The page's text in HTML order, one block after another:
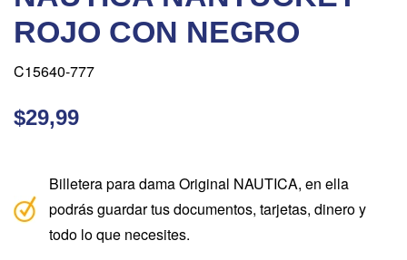
ROJO CON NEGRO
C15640-777
$29,99
Billetera para dama Original NAUTICA, en ella
podrás guardar tus documentos, tarjetas, dinero y
todo lo que necesites.